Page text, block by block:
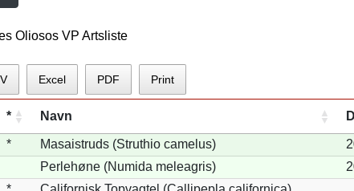
Oliosos VP Artsliste
Excel PDF Print
* Navn
* Masaistruds (Struthio camelus)
Perlehøne (Numida meleagris)